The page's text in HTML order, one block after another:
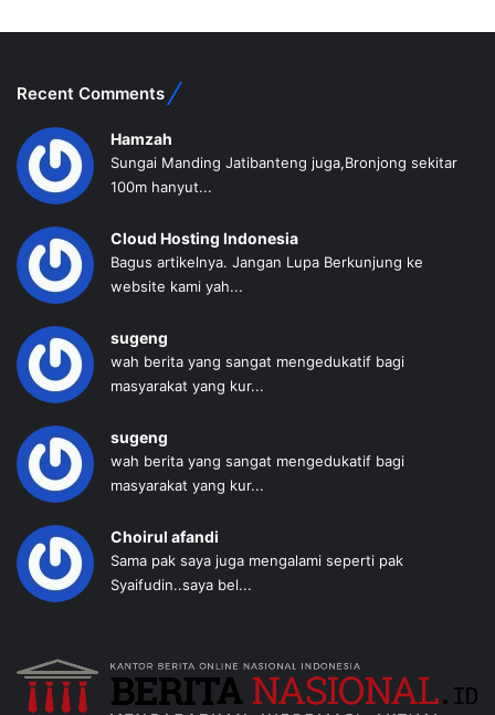
Recent Comments
Hamzah
Sungai Manding Jatibanteng juga,Bronjong sekitar
100m hanyut...
Cloud Hosting Indonesia
Bagus artikelnya. Jangan Lupa Berkunjung ke
website kami yah...
sugeng
wah berita yang sangat mengedukatif bagi
masyarakat yang kur...
sugeng
wah berita yang sangat mengedukatif bagi
masyarakat yang kur...
Choirul afandi
Sama pak saya juga mengalami seperti pak
Syaifudin..saya bel...